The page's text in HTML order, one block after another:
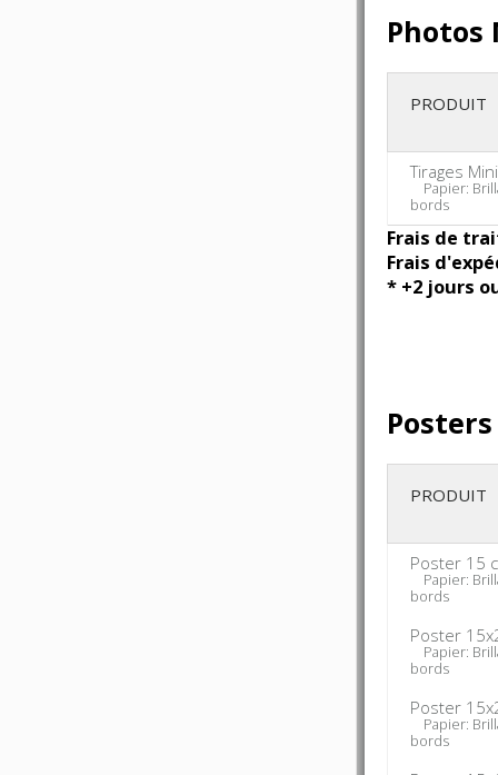
Photos
PRODUIT
Tirages
Papier:
bords
Frais de
Frais
* +2 jours
PRODUIT
Poster 15
Papier:
bords
Poster
Papier:
bords
Poster
Papier:
bords